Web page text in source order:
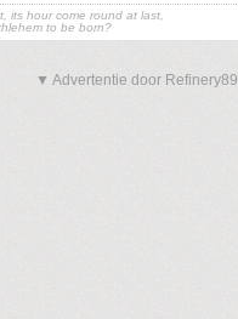
its hour come round at last,
to be born?
▼ Advertentie door Refinery89